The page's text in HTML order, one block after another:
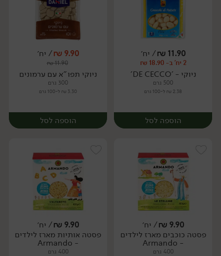
יח׳ יח׳
11.90
₪/ יח׳
2 יח' ב- 18.90 ₪
ניוקי - 'DE CECCO'
500 גרם
2.38 ₪ ל-100 גרם
הוספה לסל
יח׳
9.90
₪/ יח׳
11.90
₪
ניוקי תפו"א עם ערמונים
300 גרם
3.30 ₪ ל-100 גרם
הוספה לסל
יח׳
9.90
₪/ יח׳
פסטה כוכבים מארז לילדים
- Armando
400 גרם
9.90
₪/ יח׳
פסטה אותיות מארז לילדים
- Armando
400 גרם